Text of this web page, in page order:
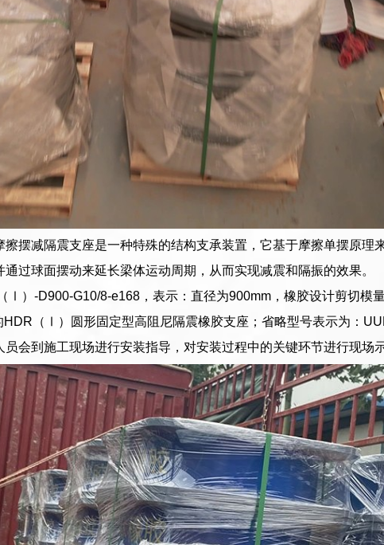
擦摆减隔震支座是一种特殊的结构支承装置，它基于摩擦单摆原
通过球面摆动来延长梁体运动周期，从而实现减震和隔振的效果。
Ⅰ）-D900-G10/8-e168，表示：直径为900mm，橡胶设计剪切模
HDR（Ⅰ）圆形固定型高阻尼隔震橡胶支座；省略型号表示为：
员会到施工现场进行安装指导，对安装过程中的关键环节进行现场